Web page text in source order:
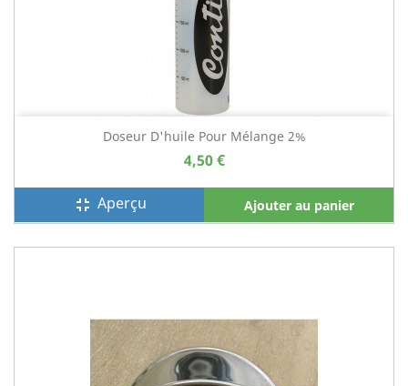
Doseur D'huile Pour Mélange 2%
4,50 €
fullscreen_exit Aperçu Ajouter au panier